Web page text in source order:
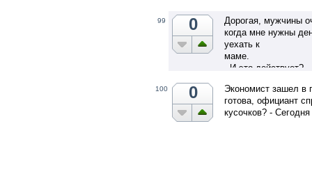
99 0
Дорогая, мужчины
когда мне нужны
уехать к
маме.
- И это действует?
100 0
Экономист зашел в
готова, официант
кусочков? -